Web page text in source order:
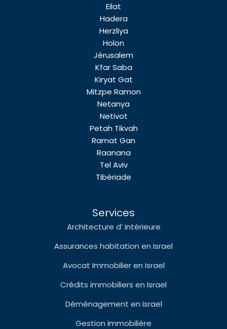
Eilat
Hadera
Herzliya
Holon
Jérusalem
Kfar Saba
Kiryat Gat
Mitzpe Ramon
Netanya
Netivot
Petah Tikvah
Ramat Gan
Raanana
Tel Aviv
Tibériade
Services
Architecture d’ intérieure
Assurances habitation en Israel
Avocat Immobilier en Israel
Crédits immobiliers en Israel
Déménagement en Israel
Gestion immobilière